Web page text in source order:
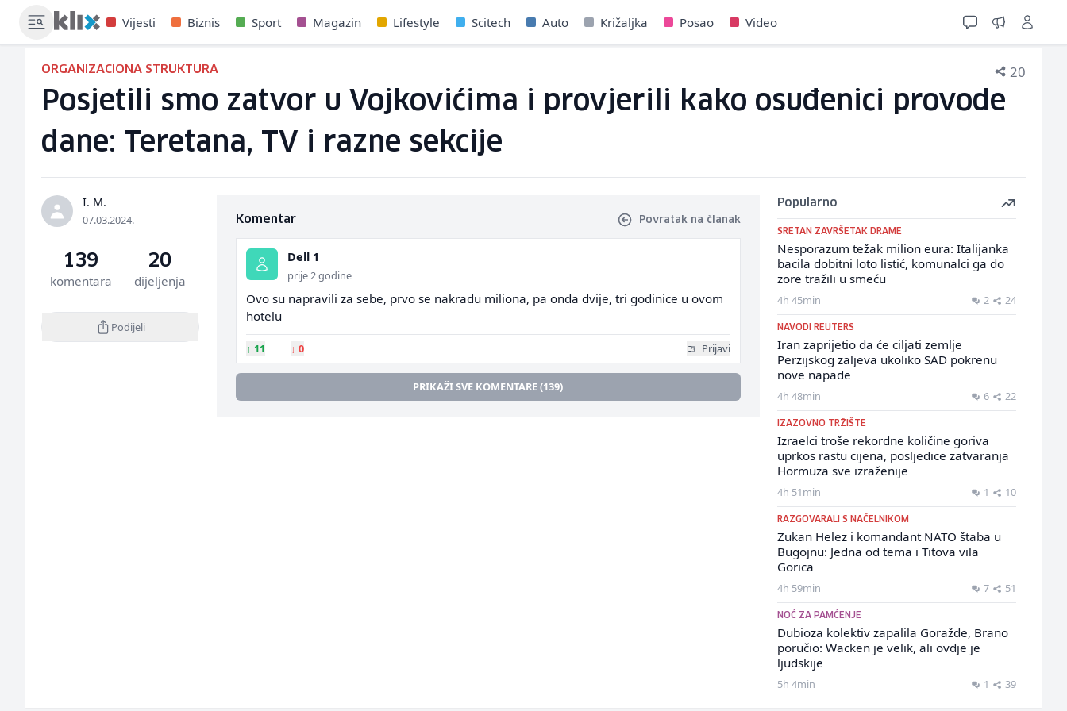
Vijesti Biznis Sport Magazin Lifestyle Scitech Auto Križaljka Posao Video
ORGANIZACIONA STRUKTURA 20
Posjetili smo zatvor u Vojkovićima i provjerili kako osuđenici provode
dane: Teretana, TV i razne sekcije
I. M.
07.03.2024.
139
komentara
20
dijeljenja
Podijeli
Komentar Povratak na članak
Dell 1
prije 2 godine
Ovo su napravili za sebe, prvo se nakradu miliona, pa onda dvije, tri godinice u ovom
hotelu
↑ 11 ↓ 0 Prijavi
PRIKAŽI SVE KOMENTARE (139)
Popularno
SRETAN ZAVRŠETAK DRAME
Nesporazum težak milion eura: Italijanka
bacila dobitni loto listić, komunalci ga do
zore tražili u smeću
4h 45min 2 24
NAVODI REUTERS
Iran zaprijetio da će ciljati zemlje
Perzijskog zaljeva ukoliko SAD pokrenu
nove napade
4h 48min 6 22
IZAZOVNO TRŽIŠTE
Izraelci troše rekordne količine goriva
uprkos rastu cijena, posljedice zatvaranja
Hormuza sve izraženije
4h 51min 1 10
RAZGOVARALI S NAČELNIKOM
Zukan Helez i komandant NATO štaba u
Bugojnu: Jedna od tema i Titova vila
Gorica
4h 59min 7 51
NOĆ ZA PAMĆENJE
Dubioza kolektiv zapalila Goražde, Brano
poručio: Wacken je velik, ali ovdje je
ljudskije
5h 4min 1 39